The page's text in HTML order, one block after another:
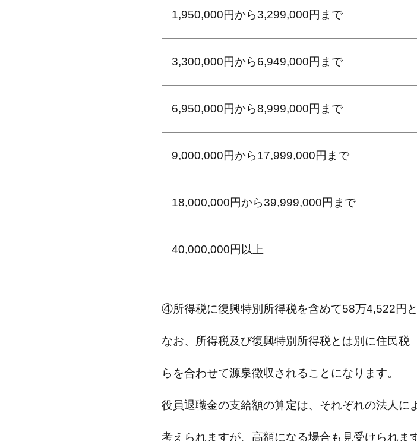
1,950,000円から3,299,000円まで
3,300,000円から6,949,000円まで
6,950,000円から8,999,000円まで
9,000,000円から17,999,000円まで
18,000,000円から39,999,000円まで
40,000,000円以上
④所得税に復興特別所得税を含めて58万4,522円と
なお、所得税及び復興特別所得税とは別に住民
らを合わせて源泉徴収されることになります。
役員退職金の支給額の算定は、それぞれの法人
考えられますが、高額になる場合も見受けられま